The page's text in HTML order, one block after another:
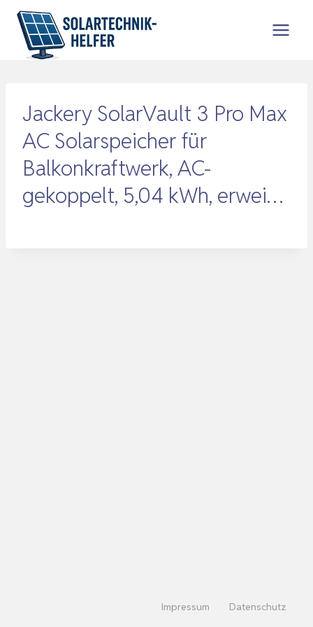
Zum
Inhalt
springen
Jackery SolarVault 3 Pro Max
AC Solarspeicher für
Balkonkraftwerk, AC-
gekoppelt, 5,04 kWh, erwei…
Impressum Datenschutz